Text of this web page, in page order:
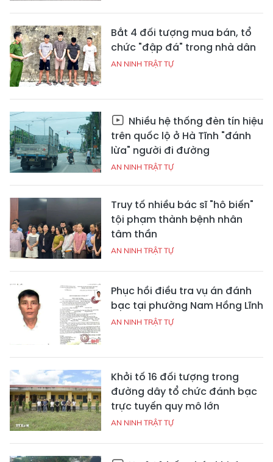
Bắt 4 đối tượng mua bán, tổ
chức "đập đá" trong nhà dân
AN NINH TRẬT TỰ
Nhiều hệ thống đèn tín hiệu
trên quốc lộ ở Hà Tĩnh "đánh
lừa" người đi đường
AN NINH TRẬT TỰ
Truy tố nhiều bác sĩ "hô biến"
tội phạm thành bệnh nhân
tâm thần
AN NINH TRẬT TỰ
Phục hồi điều tra vụ án đánh
bạc tại phường Nam Hồng Lĩnh
AN NINH TRẬT TỰ
Khởi tố 16 đối tượng trong
đường dây tổ chức đánh bạc
trực tuyến quy mô lớn
AN NINH TRẬT TỰ